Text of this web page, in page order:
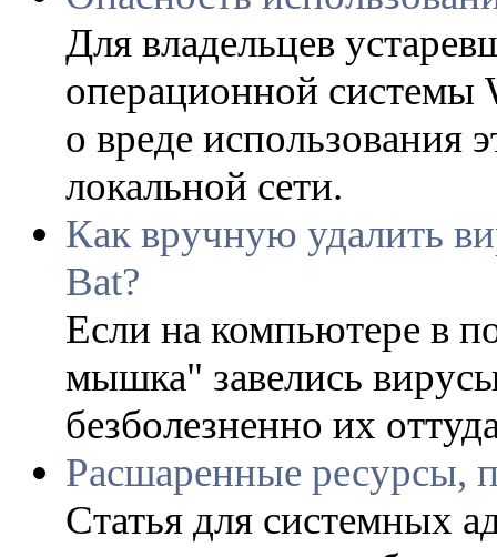
Для владельцев
операционной системы
о вреде использования
локальной сети.
Как вручную удалить
Bat?
Если на компьютере в
мышка" завелись
безболезненно их
Расшаренные ресурсы,
Статья для системных